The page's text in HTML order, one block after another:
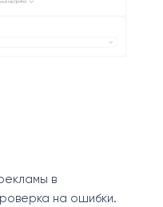
в
на ошибки.